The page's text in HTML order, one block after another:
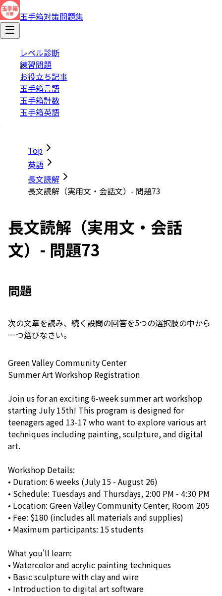
玉手箱対策問題集
レベル診断
練習問題
お役立ち記事
玉手箱言語
玉手箱計数
玉手箱英語
Top
英語
長文読解
長文読解（実用文・会話文）- 問題73
長文読解（実用文・会話
文）- 問題73
問題
次の文章を読み、続く設問の回答を5つの選択肢の中から
一つ選びなさい。
Green Valley Community Center
Summer Art Workshop Registration
Join us for an exciting 6-week summer art workshop
starting July 15th! This program is designed for
teenagers aged 13-17 who want to explore various art
techniques including painting, sculpture, and digital
art.
Workshop Details:
• Duration: 6 weeks (July 15 - August 26)
• Schedule: Tuesdays and Thursdays, 2:00 PM - 4:30 PM
• Location: Green Valley Community Center, Room 205
• Fee: $180 (includes all materials and supplies)
• Maximum participants: 15 students
What you'll learn:
• Watercolor and acrylic painting techniques
• Basic sculpture with clay and wire
• Introduction to digital art software